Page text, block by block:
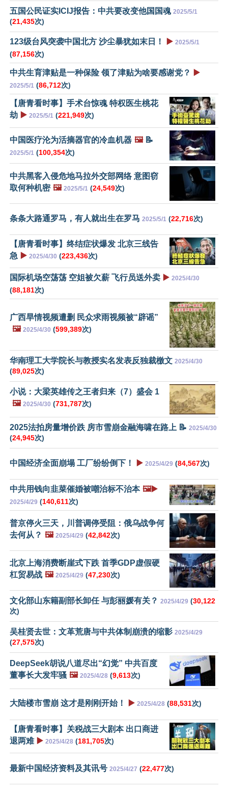
五国公民证实ICIJ报告：中共要改变他国国魂 2025/5/1
(21,435次)
123级台风突袭中国北方 沙尘暴犹如末日！ ▶️ 2025/5/1
(87,156次)
中共生育津贴是一种保险 领了津贴为啥要感谢党？ ▶️
2025/5/1 (86,712次)
【唐青看时事】手术台惊魂 特权医生桃花
劫 ▶️ 2025/5/1 (221,949次)
中国医疗沦为活摘器官的冷血机器 🖼️📝
2025/5/1 (100,354次)
中共黑客入侵危地马拉外交部网络 意图窃
取何种机密 🖼️ 2025/5/1 (24,549次)
条条大路通罗马，有人就出生在罗马 2025/5/1 (22,716次)
【唐青看时事】终结症状爆发 北京三线告
急 ▶️ 2025/4/30 (223,436次)
国际机场空荡荡 空姐被欠薪 飞行员送外卖 ▶️ 2025/4/30
(88,181次)
广西旱情视频遭删 民众求雨视频被“辟谣”
🖼️ 2025/4/30 (599,389次)
华南理工大学院长与教授实名发表反独裁檄文 2025/4/30
(89,025次)
小说：大梁英雄传之王者归来（7）盛会 1
🖼️ 2025/4/30 (731,787次)
2025法拍房量增价跌 房市雪崩金融海啸在路上 📝 2025/4/30
(24,945次)
中国经济全面崩塌 工厂纷纷倒下！ ▶️ 2025/4/29 (84,567次)
中共用钱向韭菜催婚被嘲治标不治本 🖼️▶️
2025/4/29 (140,611次)
普京停火三天，川普调停受阻：俄乌战争何
去何从？ 🖼️ 2025/4/29 (42,842次)
北京上海消费断崖式下跌 首季GDP虚假硬
杠贸易战 🖼️ 2025/4/29 (47,230次)
文化部山东籍副部长卸任 与彭丽媛有关？ 2025/4/29 (30,122
次)
吴桂贤去世：文革荒唐与中共体制崩溃的缩影 2025/4/29
(27,575次)
DeepSeek胡说八道尽出“幻觉” 中共百度
董事长大发牢骚 🖼️ 2025/4/28 (9,613次)
大陆楼市雪崩 这才是刚刚开始！ ▶️ 2025/4/28 (88,531次)
【唐青看时事】关税战三大剧本 出口商进
退两难 ▶️ 2025/4/28 (181,705次)
最新中国经济资料及其讯号 2025/4/27 (22,477次)